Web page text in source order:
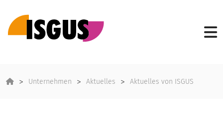
Unternehmen Aktuelles Aktuelles von ISGUS